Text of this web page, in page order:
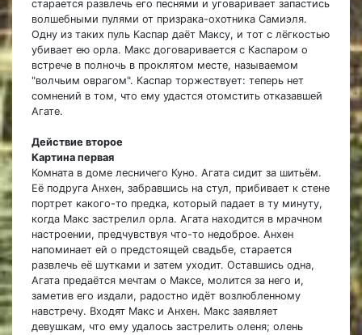
старается развлечь его песнями и уговаривает запастись
волшебными пулями от призрака-охотника Самиэля.
Одну из таких пуль Каспар даёт Максу, и тот с лёгкостью
убивает ею орла. Макс договаривается с Каспаром о
встрече в полночь в проклятом месте, называемом
"волчьим оврагом". Каспар торжествует: теперь нет
сомнений в том, что ему удастся отомстить отказавшей
Агате.
Действие второе
Картина первая
Комната в доме лесничего Куно. Агата сидит за шитьём.
Её подруга Анхен, забравшись на стул, прибивает к стене
портрет какого-то предка, который падает в ту минуту,
когда Макс застрелил орла. Агата находится в мрачном
настроении, предчувствуя что-то недоброе. Анхен
напоминает ей о предстоящей свадьбе, старается
развлечь её шутками и затем уходит. Оставшись одна,
Агата предаётся мечтам о Максе, молится за него и,
заметив его издали, радостно идёт возлюбленному
навстречу. Входят Макс и Анхен. Макс заявляет
девушкам, что ему удалось застрелить оленя; олень